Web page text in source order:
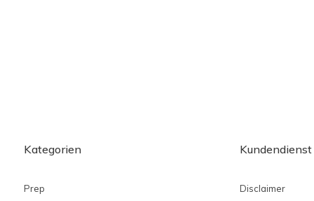
Kategorien
Prep
Kundendienst
Disclaimer